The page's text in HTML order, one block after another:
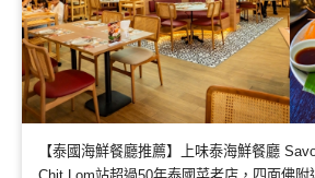
【泰國海鮮餐廳推薦】上味泰海鮮餐廳